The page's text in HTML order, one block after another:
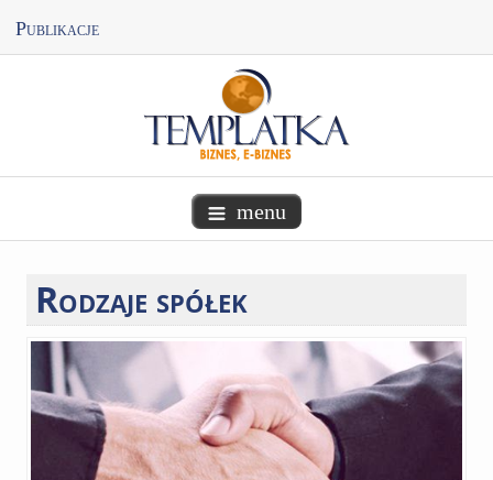
Publikacje
menu
Rodzaje spółek